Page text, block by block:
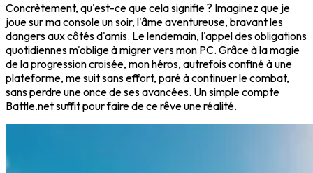
Concrètement, qu'est-ce que cela signifie ? Imaginez que je
joue sur ma console un soir, l'âme aventureuse, bravant les
dangers aux côtés d'amis. Le lendemain, l'appel des obligations
quotidiennes m'oblige à migrer vers mon PC. Grâce à la magie
de la progression croisée, mon héros, autrefois confiné à une
plateforme, me suit sans effort, paré à continuer le combat,
sans perdre une once de ses avancées. Un simple compte
Battle.net suffit pour faire de ce rêve une réalité.